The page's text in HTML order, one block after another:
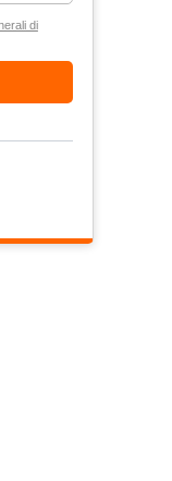
di